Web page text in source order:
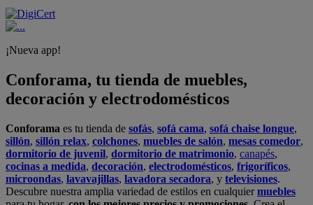
¡Nueva app!
Conforama, tu tienda de muebles,
decoración y electrodomésticos
Conforama es tu tienda de sofás, sofá cama, sofá chaise longue,
sillón, sillón relax, colchones, muebles de salón, mesas comedor,
dormitorio de juvenil, dormitorio de matrimonio, canapés,
cocinas a medida, decoración, electrodomésticos, frigoríficos,
microondas, lavavajillas, lavadora secadora, y televisiones.
Descubre nuestra amplia variedad de estilos en cualquiermuebles